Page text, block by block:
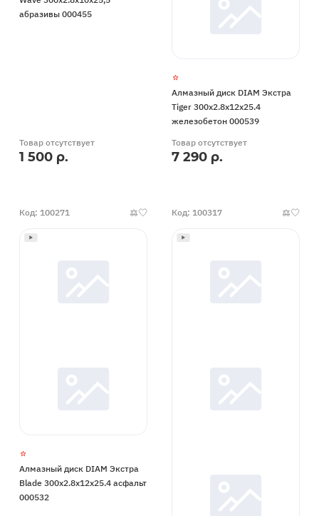
абразивы 000455
Товар отсутствует
1 500 р.
Алмазный диск DIAM Экстра
Tiger 300x2.8x12x25.4
железобетон 000539
Товар отсутствует
7 290 р.
Код: 100271
Алмазный диск DIAM Экстра
Blade 300x2.8x12x25.4 асфальт
000532
Код: 100317